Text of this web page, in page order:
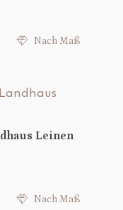
Nach Maß
Leinen
Nach Maß